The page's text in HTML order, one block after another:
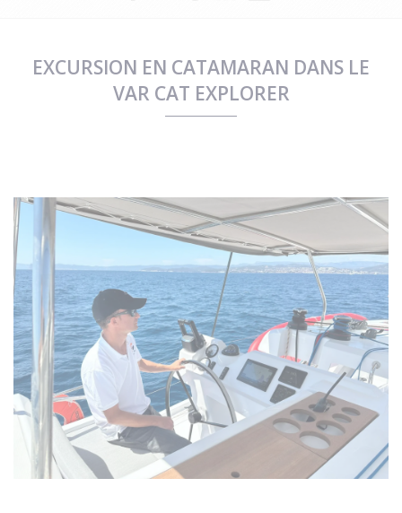
EXCURSION EN CATAMARAN DANS LE
VAR CAT EXPLORER